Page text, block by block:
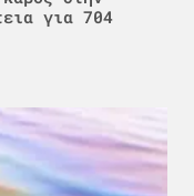
για 704